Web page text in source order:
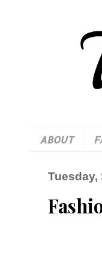
ABOUT
Tuesday,